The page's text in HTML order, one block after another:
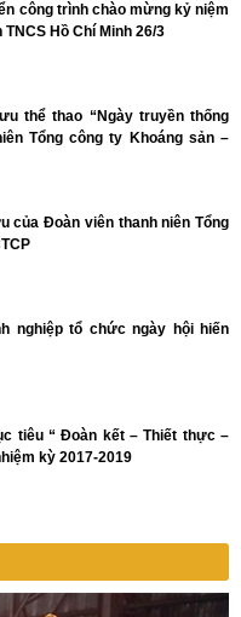
công trình chào mừng kỷ niệm
Hồ Chí Minh 26/3
thể thao “Ngày truyền thống
Tổng công ty Khoáng sản –
của Đoàn viên thanh niên Tổng
nghiệp tổ chức ngày hội hiến
tiêu “ Đoàn kết – Thiết thực –
kỳ 2017-2019